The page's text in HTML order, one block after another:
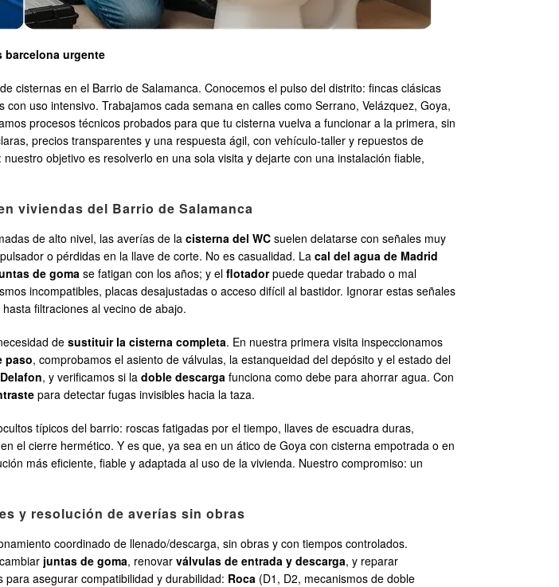
barcelona urgente
cisternas en el Barrio de Salamanca. Conocemos el pulso del distrito: fincas clásicas
uso intensivo. Trabajamos cada semana en calles como Serrano, Velázquez, Goya,
procesos técnicos probados para que tu cisterna vuelva a funcionar a la primera, sin
precios transparentes y una respuesta ágil, con vehículo-taller y repuestos de
objetivo es resolverlo en una sola visita y dejarte con una instalación fiable,
viviendas del Barrio de Salamanca
de alto nivel, las averías de la cisterna del WC suelen delatarse con señales muy
o pérdidas en la llave de corte. No es casualidad. La cal del agua de Madrid
de goma se fatigan con los años; y el flotadorpuede quedar trabado o mal
incompatibles, placas desajustadas o acceso difícil al bastidor. Ignorar estas señales
filtraciones al vecino de abajo.
de sustituir la cisterna completa. En nuestra primera visita inspeccionamos
paso, comprobamos el asiento de válvulas, la estanqueidad del depósito y el estado del
, y verificamos si la doble descarga funciona como debe para ahorrar agua. Con
para detectar fugas invisibles hacia la taza.
típicos del barrio: roscas fatigadas por el tiempo, llaves de escuadra duras,
el cierre hermético. Y es que, ya sea en un ático de Goya con cisterna empotrada o en
más eficiente, fiable y adaptada al uso de la vivienda. Nuestro compromiso: un
y resolución de averías sin obras
coordinado de llenado/descarga, sin obras y con tiempos controlados.
juntas de goma, renovar válvulas de entrada y descarga, y reparar
asegurar compatibilidad y durabilidad: Roca (D1, D2, mecanismos de doble